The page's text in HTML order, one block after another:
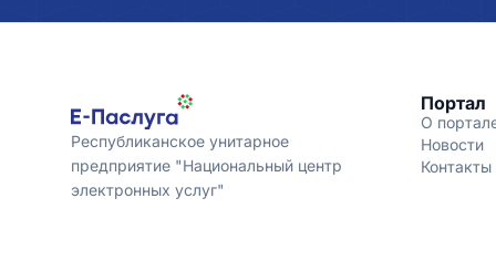
Республиканское унитарное
предприятие "Национальный центр
электронных услуг"
Портал
О
Новости
Контакты